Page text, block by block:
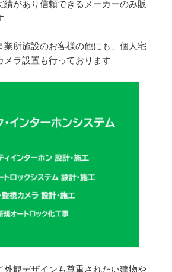
績があり信頼できるメーカーのみ販
業所施設のお客様の他にも、個人宅
メラ設置も行っております
外観デザインも尊重されたい建物や